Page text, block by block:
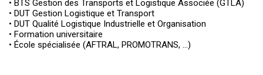
• BTS Gestion des Transports et Logistique Associée (GTLA)
• DUT Gestion Logistique et Transport
• DUT Qualité Logistique Industrielle et Organisation
• Formation universitaire
• École spécialisée (AFTRAL, PROMOTRANS, …)